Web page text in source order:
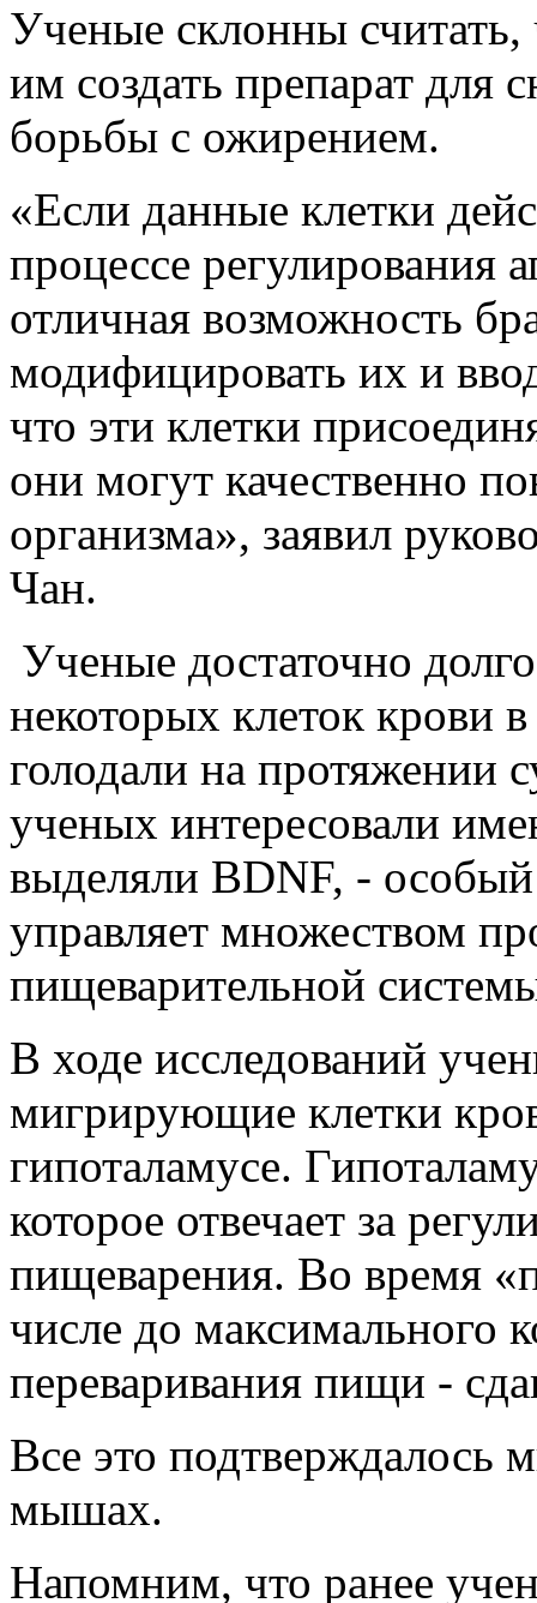
Ученые склонны считать,
им создать препарат для
борьбы с ожирением.
«Если данные клетки
процессе регулирования
отличная возможность
модифицировать их и
что эти клетки
они могут качественно
организма», заявил
Чан.
Ученые достаточно
некоторых клеток крови
голодали на протяжении
ученых интересовали
выделяли BDNF, -
управляет множеством
пищеварительной
В ходе исследований
мигрирующие клетки
гипоталамусе.
которое отвечает за
пищеварения. Во время
числе до максимального
переваривания пищи -
Все это подтверждалось
мышах.
Напомним, что ранее